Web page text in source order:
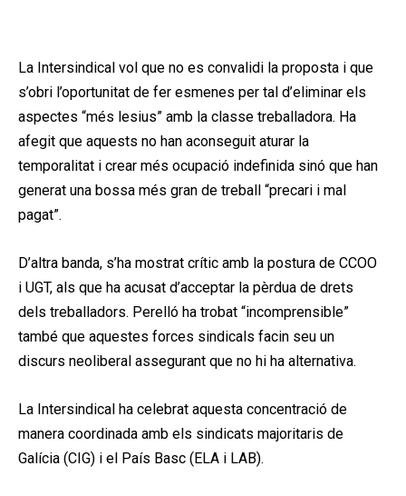
La Intersindical vol que no es convalidi la proposta i que
s’obri l’oportunitat de fer esmenes per tal d’eliminar els
aspectes “més lesius” amb la classe treballadora. Ha
afegit que aquests no han aconseguit aturar la
temporalitat i crear més ocupació indefinida sinó que han
generat una bossa més gran de treball “precari i mal
pagat”.
D’altra banda, s’ha mostrat crític amb la postura de CCOO
i UGT, als que ha acusat d’acceptar la pèrdua de drets
dels treballadors. Perelló ha trobat “incomprensible”
també que aquestes forces sindicals facin seu un
discurs neoliberal assegurant que no hi ha alternativa.
La Intersindical ha celebrat aquesta concentració de
manera coordinada amb els sindicats majoritaris de
Galícia (CIG) i el País Basc (ELA i LAB).